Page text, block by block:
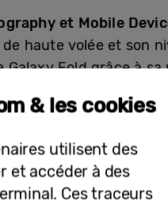
et Mobile
haute volée et son
Fold grâce à sa
travailler comme
Avec la barre des
productivité
en mode main
& les cookies
utilisent des
et accéder à des
Ces traceurs